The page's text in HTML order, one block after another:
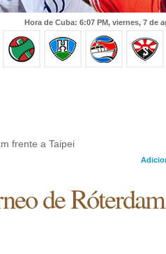
Hora de Cuba: 6:07 PM, viernes, 7 de
frente a Taipei
de Róterdam